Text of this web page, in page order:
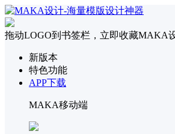
拖动LOGO到书签栏，立即收藏MAKA
新版本
特色功能
APP下载
MAKA移动端